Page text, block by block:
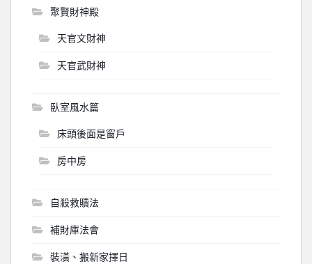
聚賢財神殿
天官文財神
天官武財神
臥室風水篇
床頭後面是窗戶
房中房
自殺救贖法
補財庫法會
裝潢、搬新家擇日